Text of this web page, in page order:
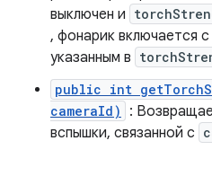
выключен и
, фонарик включается
указанным в
public int
cameraId)
:
вспышки, связанной с